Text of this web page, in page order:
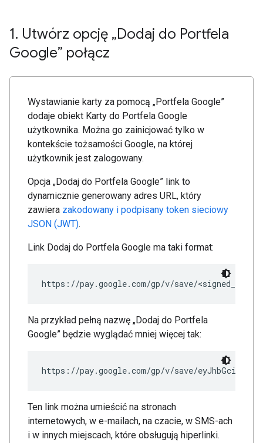
1. Utwórz opcję „Dodaj do Portfela
Google” połącz
Wystawianie karty za pomocą „Portfela Google”
dodaje obiekt Karty do Portfela Google
użytkownika. Można go zainicjować tylko w
kontekście tożsamości Google, na której
użytkownik jest zalogowany.
Opcja „Dodaj do Portfela Google” link to
dynamicznie generowany adres URL, który
zawiera zakodowany i podpisany token sieciowy
JSON (JWT).
Link Dodaj do Portfela Google ma taki format:
Na przykład pełną nazwę „Dodaj do Portfela
Google” będzie wyglądać mniej więcej tak:
https://pay.google.com/gp/v/save/
Ten link można umieścić na stronach
internetowych, w e-mailach, na czacie, w SMS-ach
i w innych miejscach, które obsługują hiperlinki.